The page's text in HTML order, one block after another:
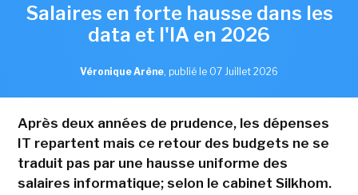
Salaires en forte hausse dans les
data et l'IA en 2026
Véronique Arène, publié le 07 Juillet 2026
Après deux années de prudence, les dépenses
IT repartent mais ce retour des budgets ne se
traduit pas par une hausse uniforme des
salaires informatique; selon le cabinet Silkhom.